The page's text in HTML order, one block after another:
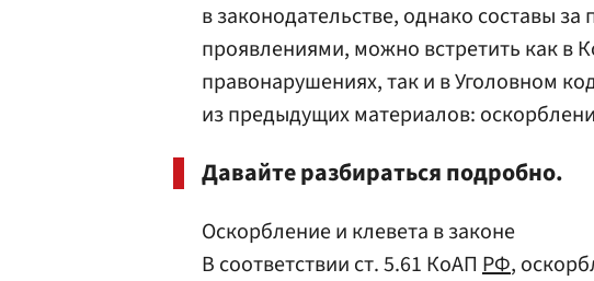
в законодательстве, однако составы
проявлениями, можно встретить как в
правонарушениях, так и в Уголовном
из предыдущих материалов:
Давайте разбираться подробно.
Оскорбление и клевета в законе
В соответствии ст. 5.61 КоАП РФ,